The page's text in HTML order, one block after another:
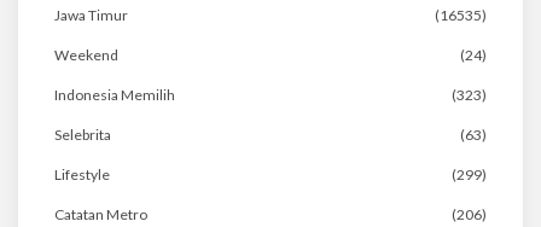
Jawa Timur (16535)
Weekend (24)
Indonesia Memilih (323)
Selebrita (63)
Lifestyle (299)
Catatan Metro (206)